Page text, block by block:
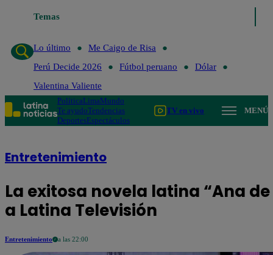
Temas
Lo último
Lo último
Me Caigo de Risa
Perú Decide 2026
Fútbol peruano
Dólar
Valentina Valiente
PolíticaLimaMundo
Te ayudoTendencias
DeportesEspectáculos
TV en vivo MENÚ
Entretenimiento
La exitosa novela latina “Ana de
a Latina Televisión
Entretenimiento a las 22:00